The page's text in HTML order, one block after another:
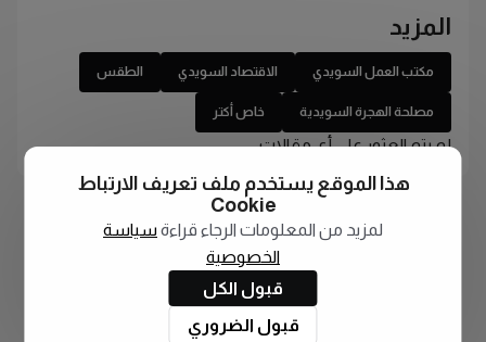
المزيد
مكتب العمل السويدي الاقتصاد السويدي الطقس
مصلحة الهجرة السويدية خاص أكتر
لم يتم العثور على أي مقالات
هذا الموقع يستخدم ملف تعريف الارتباط
Cookie
لمزيد من المعلومات الرجاء قراءة سياسة
الخصوصية
قبول الكل
قبول الضروري